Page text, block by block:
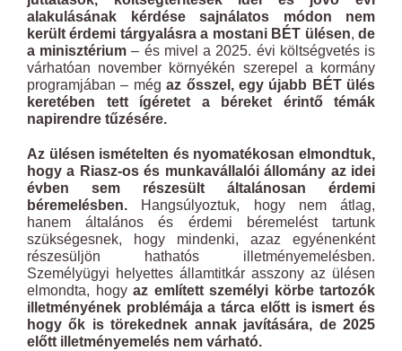
alakulásának kérdése sajnálatos módon nem
került érdemi tárgyalásra a mostani BÉT ülésen,de
a minisztérium – és mivel a 2025. évi költségvetés is
várhatóan november környékén szerepel a kormány
programjában – mégaz ősszel, egy újabb BÉT ülés
keretében tett ígéretet a béreket érintő témák
napirendre tűzésére.
Az ülésen ismételten és nyomatékosan elmondtuk,
hogy a Riasz-os és munkavállalói állomány az idei
évben sem részesült általánosan érdemi
béremelésben. Hangsúlyoztuk, hogy nem átlag,
hanem általános és érdemi béremelést tartunk
szükségesnek, hogy mindenki, azaz egyénenként
részesüljön hathatós illetményemelésben.
Személyügyi helyettes államtitkár asszony az ülésen
elmondta, hogy az említett személyi körbe tartozók
illetményének problémája a tárca előtt is ismert és
hogy ők is törekednek annak javítására, de 2025
előtt illetményemelés nem várható.